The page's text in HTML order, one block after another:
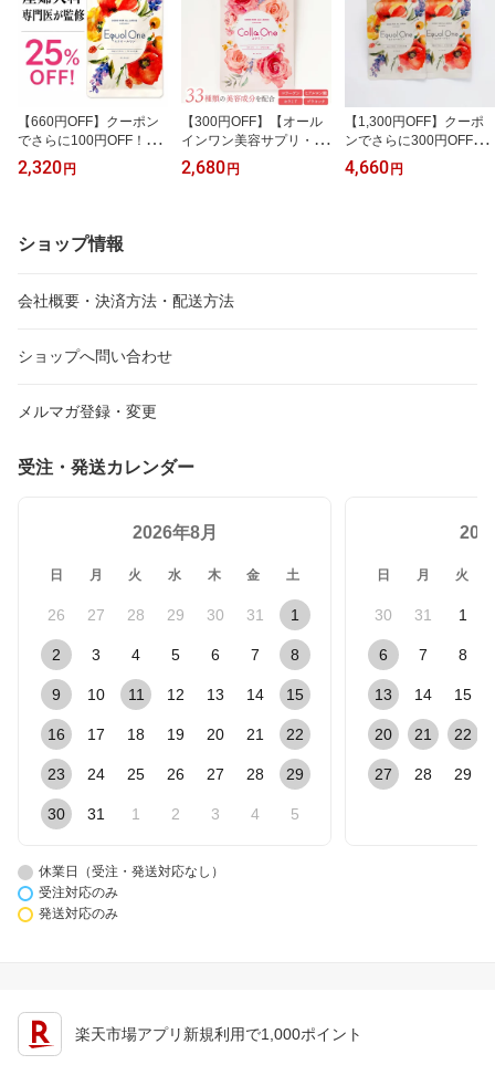
【660円OFF】クーポン
でさらに100円OFF！
【NHKあさイチでおなじ
み・産婦人科専門医・監
配合 ハーゲンダッツ・ギ
フト券をプレゼント(1注
で）【定期購入 初回1,49
0円 今だけ50%OFF！ 2
2,320 円
【300円OFF】【オール
インワン美容サプリ・コ
ラワン Cola One】皮膚
科専門医推奨！ビタミン
ロン酸、プラセンタ、セ
ラミドなどの美容成分を
2,680 円
【1,300円OFF】クーポ
ンでさらに300円OFF！
エクオールワン2袋セッ
ト （1日2粒）ハーゲン
4,660 円
ショップ情報
会社概要・決済方法・配送方法
ショップへ問い合わせ
メルマガ登録・変更
受注・発送カレンダー
2026年8月
日 月 火 水 木 金 土
26 27 28 29 30 31 1
2 3 4 5 6 7 8
9 10 11 12 13 14 15
16 17 18 19 20 21 22
23 24 25 26 27 28 29
30 31 1 2 3 4 5
日 月 火
30 31 1
6 7 8
13 14 15
20 21 22
27 28 29
休業日（受注・発送対応なし）
受注対応のみ
発送対応のみ
楽天市場アプリ新規利用で1,000ポイント